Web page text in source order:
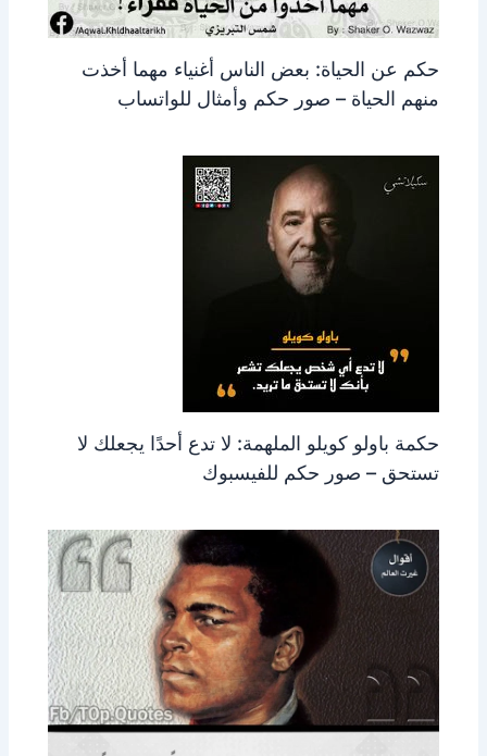
حكم عن الحياة: بعض الناس أغنياء مهما أخذت
منهم الحياة – صور حكم وأمثال للواتساب
حكمة باولو كويلو الملهمة: لا تدع أحدًا يجعلك لا
تستحق – صور حكم للفيسبوك